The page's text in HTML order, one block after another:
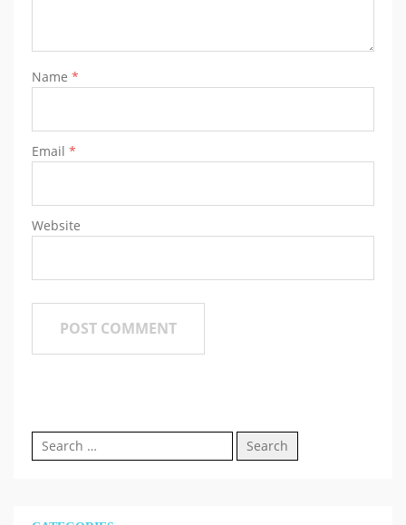
Name *
Email *
Website
Search
for: